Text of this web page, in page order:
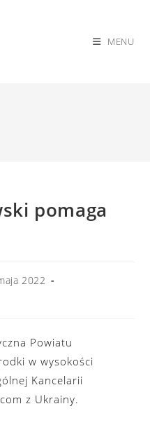
MENU
pomaga
2022
Powiatu
w wysokości
Kancelarii
z Ukrainy.